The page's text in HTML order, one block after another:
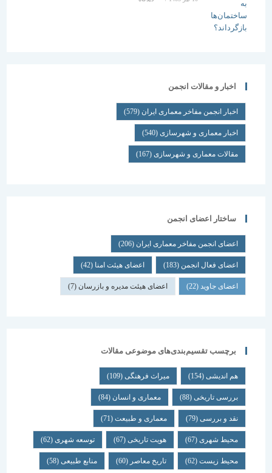
اخبار و مقالات انجمن
اخبار انجمن مفاخر معماری ایران (579)
اخبار معماری و شهرسازی(540)
مقالات معماری و شهرسازی(167)
ساختار اعضای انجمن
اعضای انجمن مفاخر معماری ایران (206)
اعضای فعال انجمن(183) اعضای هیئت امنا(42)
اعضای جاوید(22) اعضای هیئت مدیره و بازرسان(7)
برچسب تقسیم‌بندی‌های موضوعی مقالات
هم اندیشی (154) میراث فرهنگی (109)
بررسی تاریخی (88) معماری و انسان (84)
نقد و بررسی (79) معماری و طبیعت (71)
محیط شهری(67) هویت تاریخی(67) توسعه شهری(62)
محیط زیست(62) تاریخ معاصر(60) منابع طبیعی(58)